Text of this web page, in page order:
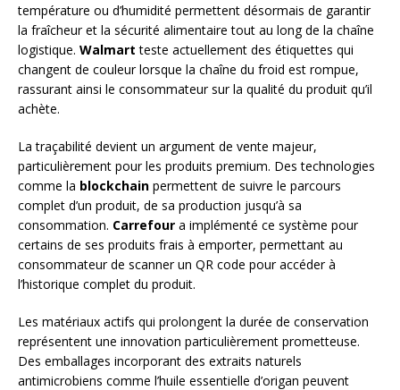
température ou d’humidité permettent désormais de garantir
la fraîcheur et la sécurité alimentaire tout au long de la chaîne
logistique. Walmart teste actuellement des étiquettes qui
changent de couleur lorsque la chaîne du froid est rompue,
rassurant ainsi le consommateur sur la qualité du produit qu’il
achète.
La traçabilité devient un argument de vente majeur,
particulièrement pour les produits premium. Des technologies
comme la blockchain permettent de suivre le parcours
complet d’un produit, de sa production jusqu’à sa
consommation. Carrefour a implémenté ce système pour
certains de ses produits frais à emporter, permettant au
consommateur de scanner un QR code pour accéder à
l’historique complet du produit.
Les matériaux actifs qui prolongent la durée de conservation
représentent une innovation particulièrement prometteuse.
Des emballages incorporant des extraits naturels
antimicrobiens comme l’huile essentielle d’origan peuvent